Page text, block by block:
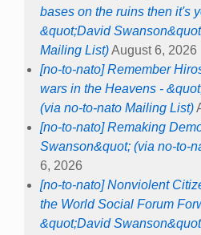
bases on the ruins then it's
&quot;David
Mailing List)August 6, 2026
[no-to-nato] Remember
wars in the Heavens -
(via no-to-nato Mailing List)
[no-to-nato] Remaking
Swanson&quot; (via no-to-
6, 2026
[no-to-nato] Nonviolent
the World Social Forum
&quot;David